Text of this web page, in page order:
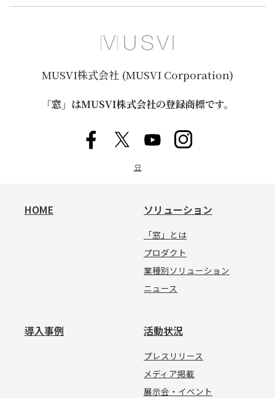
MUSVI株式会社 (MUSVI Corporation)
「窓」はMUSVI株式会社の登録商標です。
묘
HOME ソリューション
「窓」とは
プロダクト
業種別ソリューション
ニュース
導入事例 活動状況
プレスリリース
メディア掲載
展示会・イベント